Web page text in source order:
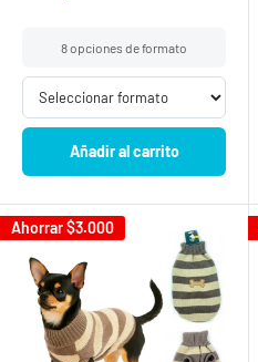
8 opciones de formato
Añadir al carrito
Ahorrar$3.000